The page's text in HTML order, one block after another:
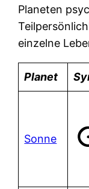
Planeten
einzelne
Planet
Sonne